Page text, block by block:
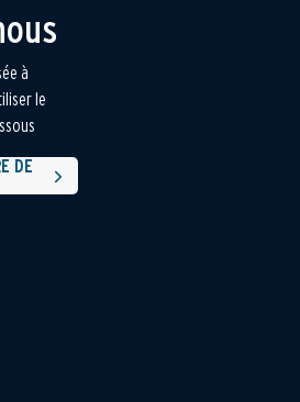
à
le
DE